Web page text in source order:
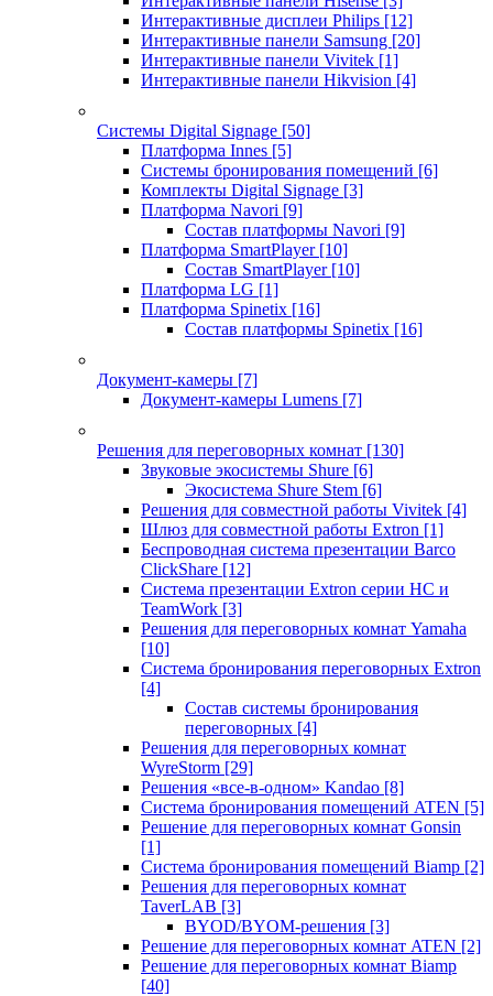
Интерактивные дисплеи Philips [12]
Интерактивные панели Samsung [20]
Интерактивные панели Vivitek [1]
Интерактивные панели Hikvision [4]
Системы Digital Signage [50]
Платформа Innes [5]
Системы бронирования помещений [6]
Комплекты Digital Signage [3]
Платформа Navori [9]
Состав платформы Navori [9]
Платформа SmartPlayer [10]
Состав SmartPlayer [10]
Платформа LG [1]
Платформа Spinetix [16]
Состав платформы Spinetix [16]
Документ-камеры [7]
Документ-камеры Lumens [7]
Решения для переговорных комнат [130]
Звуковые экосистемы Shure [6]
Экосистема Shure Stem [6]
Решения для совместной работы Vivitek [4]
Шлюз для совместной работы Extron [1]
Беспроводная система презентации Barco
ClickShare [12]
Система презентации Extron серии HC и
TeamWork [3]
Решения для переговорных комнат Yamaha
[10]
Система бронирования переговорных Extron
[4]
Состав системы бронирования
переговорных [4]
Решения для переговорных комнат
WyreStorm [29]
Решения «все-в-одном» Kandao [8]
Система бронирования помещений ATEN [5]
Решение для переговорных комнат Gonsin
[1]
Система бронирования помещений Biamp [2]
Решения для переговорных комнат
TaverLAB [3]
BYOD/BYOM-решения [3]
Решение для переговорных комнат ATEN [2]
Решение для переговорных комнат Biamp
[40]